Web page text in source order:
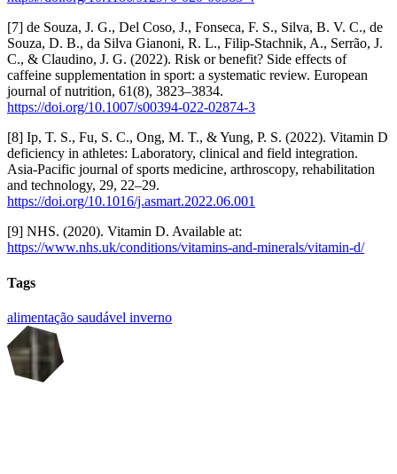
[7] de Souza, J. G., Del Coso, J., Fonseca, F. S., Silva, B. V. C., de
Souza, D. B., da Silva Gianoni, R. L., Filip-Stachnik, A., Serrão, J.
C., & Claudino, J. G. (2022). Risk or benefit? Side effects of
caffeine supplementation in sport: a systematic review. European
journal of nutrition, 61(8), 3823–3834.
https://doi.org/10.1007/s00394-022-02874-3
[8] Ip, T. S., Fu, S. C., Ong, M. T., & Yung, P. S. (2022). Vitamin D
deficiency in athletes: Laboratory, clinical and field integration.
Asia-Pacific journal of sports medicine, arthroscopy, rehabilitation
and technology, 29, 22–29.
https://doi.org/10.1016/j.asmart.2022.06.001
[9] NHS. (2020). Vitamin D. Available at:
https://www.nhs.uk/conditions/vitamins-and-minerals/vitamin-d/
Tags
alimentação saudável inverno